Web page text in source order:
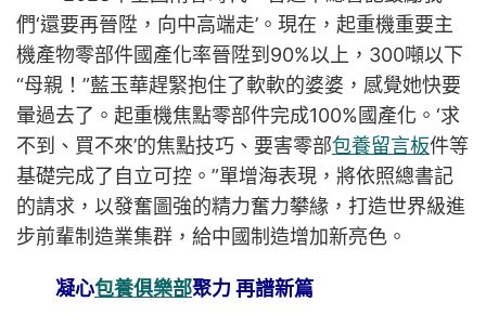
們‘還要再晉陞，向中高端走’。現在，起重機重要主
機產物零部件國產化率晉陞到90%以上，300噸以下
“母親！”藍玉華趕緊抱住了軟軟的婆婆，感覺她快要
暈過去了。起重機焦點零部件完成100%國產化。‘求
不到、買不來’的焦點技巧、要害零部包養留言板件等
基礎完成了自立可控。”單增海表現，將依照總書記
的請求，以發奮圖強的精力奮力攀緣，打造世界級進
步前輩制造業集群，給中國制造增加新亮色。
凝心包養俱樂部聚力 再譜新篇